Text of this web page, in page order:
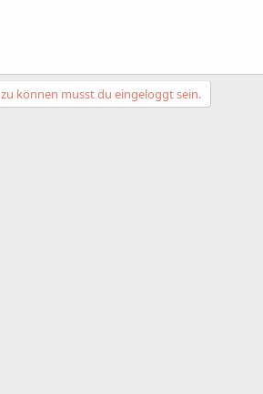
können musst du eingeloggt sein.